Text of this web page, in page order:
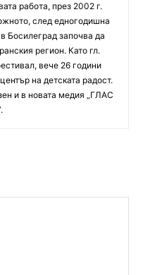
работа, през 2002 г.
след едногодишна
Босилеград започва да
регион. Като гл.
вече 26 години
на детската радост.
и в новата медия „ГЛАС